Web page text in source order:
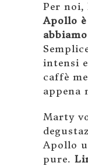
Per noi,
Apollo
intensi
caffè
appena
Marty
Apollo
pure.